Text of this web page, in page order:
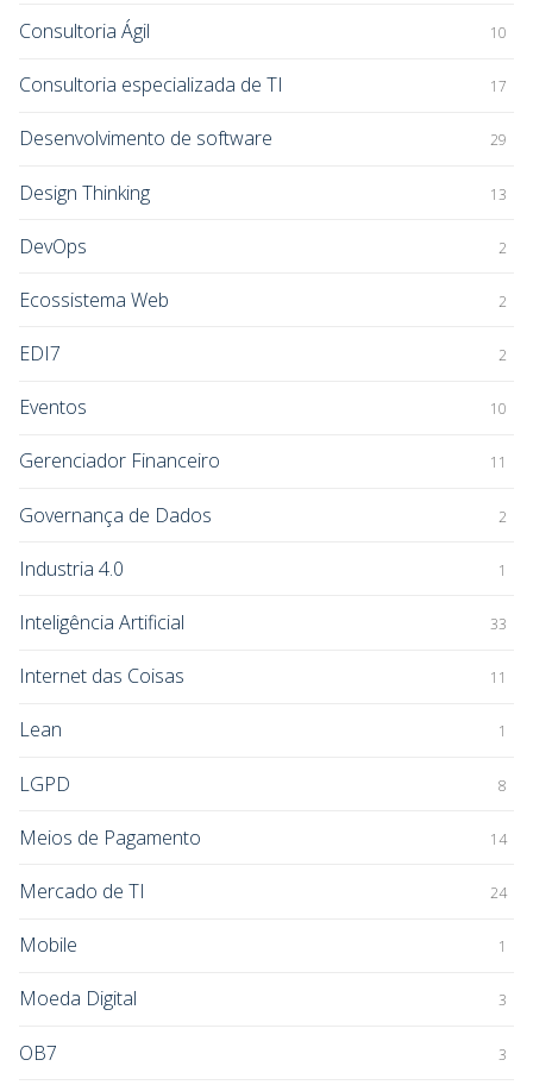
Consultoria Ágil 10
Consultoria especializada de TI 17
Desenvolvimento de software 29
Design Thinking 13
DevOps 2
Ecossistema Web 2
EDI7 2
Eventos 10
Gerenciador Financeiro 11
Governança de Dados 2
Industria 4.0 1
Inteligência Artificial 33
Internet das Coisas 11
Lean 1
LGPD 8
Meios de Pagamento 14
Mercado de TI 24
Mobile 1
Moeda Digital 3
OB7 3